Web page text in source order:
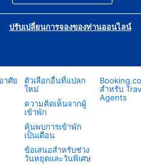
ปรับเปลี่ยนการจองของท่านออนไลน์
าศัย
ตัวเลือกอื่นที่แปลก
ใหม่
ความคิดเห็นจากผู้
เข้าพัก
ค้นพบการเข้าพัก
เป็นเดือน
ข้อเสนอสำหรับช่วง
วันหยุดและวันพิเศษ
สำหรับ
Agents